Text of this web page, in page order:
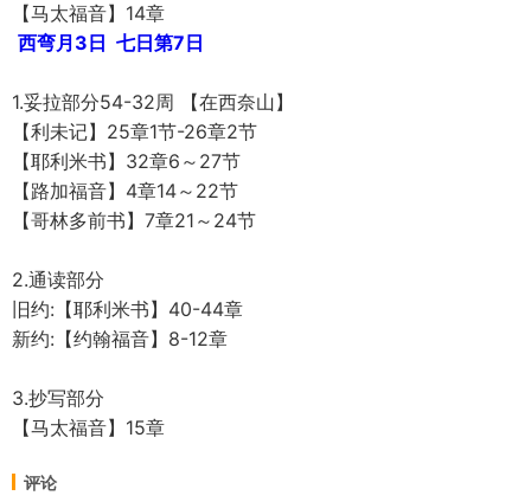
【马太福音】14章
西弯月3日 七日第7日
1.妥拉部分54-32周 【在西奈山】
【利未记】25章1节-26章2节
【耶利米书】32章6～27节
【路加福音】4章14～22节
【哥林多前书】7章21～24节
2.通读部分
旧约:【耶利米书】40-44章
新约:【约翰福音】8-12章
3.抄写部分
【马太福音】15章
评论